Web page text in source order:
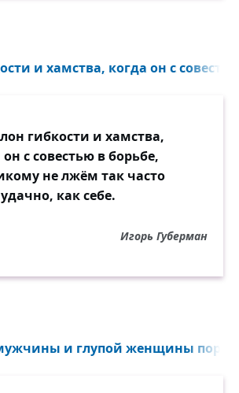
и хамства, когда он с
гибкости и хамства,
с совестью в борьбе,
не лжём так часто
как себе.
Игорь Губерман
и глупой женщины